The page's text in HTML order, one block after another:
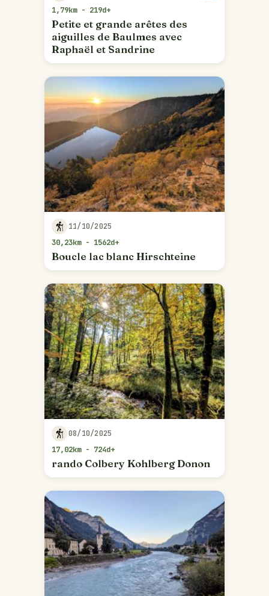
1,79km - 219d+
Petite et grande arêtes des
aiguilles de Baulmes avec
Raphaël et Sandrine
11/10/2025
30,23km - 1562d+
Boucle lac blanc Hirschteine
08/10/2025
17,02km - 724d+
rando Colbery Kohlberg Donon